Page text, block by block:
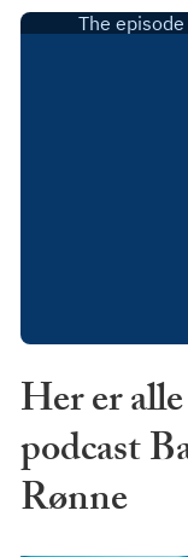
Her er
podcast
Rønne